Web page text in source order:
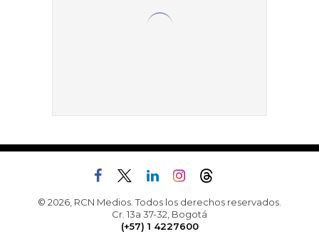
© 2026, RCN Medios. Todos los derechos reservados.
Cr. 13a 37-32, Bogotá
(+57) 1 4227600